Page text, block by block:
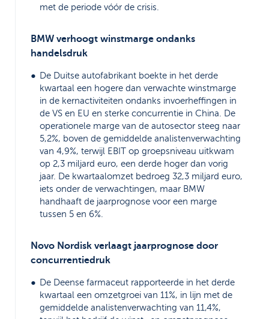
met de periode vóór de crisis.
BMW verhoogt winstmarge ondanks
handelsdruk
De Duitse autofabrikant boekte in het derde
kwartaal een hogere dan verwachte winstmarge
in de kernactiviteiten ondanks invoerheffingen in
de VS en EU en sterke concurrentie in China. De
operationele marge van de autosector steeg naar
5,2%, boven de gemiddelde analistenverwachting
van 4,9%, terwijl EBIT op groepsniveau uitkwam
op 2,3 miljard euro, een derde hoger dan vorig
jaar. De kwartaalomzet bedroeg 32,3 miljard euro,
iets onder de verwachtingen, maar BMW
handhaaft de jaarprognose voor een marge
tussen 5 en 6%.
Novo Nordisk verlaagt jaarprognose door
concurrentiedruk
De Deense farmaceut rapporteerde in het derde
kwartaal een omzetgroei van 11%, in lijn met de
gemiddelde analistenverwachting van 11,4%,